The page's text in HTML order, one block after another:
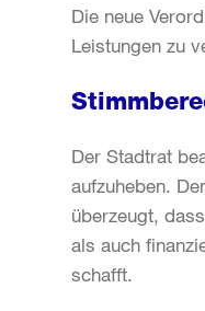
Die neue
Leistungen zu
Der Stadtrat
aufzuheben.
überzeugt,
als auch
schafft.